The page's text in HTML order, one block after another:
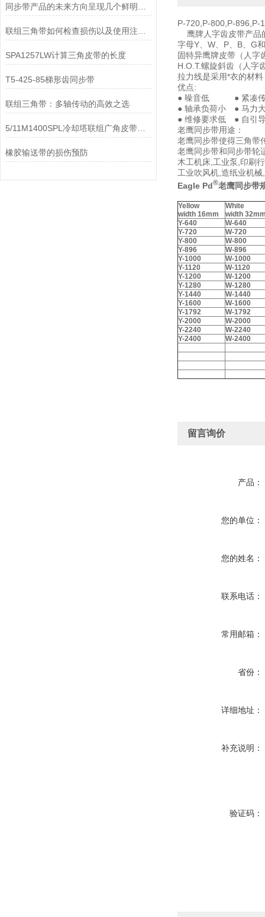
SPA1257LW计算三角皮带的长度
T5-425-85梯形齿同步带
联组三角带：多轴传动的高效之选
橡胶输送带的损伤预防
P-720,P-800,P-896,P-
鹰牌人字齿皮带产品
字母Y、W、P、B、G
固特异鹰牌皮带（人字
H.O.T.螺旋斜齿（人字
拉力线是采用*衣的材
优点:
● 噪音低 ● 紧
● 轴承负荷小 ●
● 维修要求低 ● 自
老鹰同步带用途：
老鹰同步带使得三角带
老鹰同步带和同步带轮
木工机床,工业泵,印刷
工业吹风机,造纸业机
Eagle Pd®老鹰同步带
Yellow
width 16mm
White
width
Y-640
W-640
Y-720
W-720
Y-800
W-800
Y-896
W-896
Y-1000
W-1000
Y-1120
W-1120
Y-1200
W-1200
Y-1280
W-1280
Y-1440
W-1440
Y-1600
W-1600
Y-1792
W-1792
Y-2000
W-2000
Y-2240
W-2240
Y-2400
W-2400
留言询价
产品：
您的单位：
您的姓名：
联系电话：
常用邮箱：
省份：
详细地址：
补充说明：
验证码：